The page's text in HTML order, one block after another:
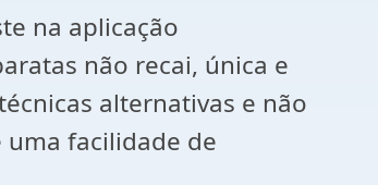
na aplicação
não recai, única e
alternativas e não
uma facilidade de